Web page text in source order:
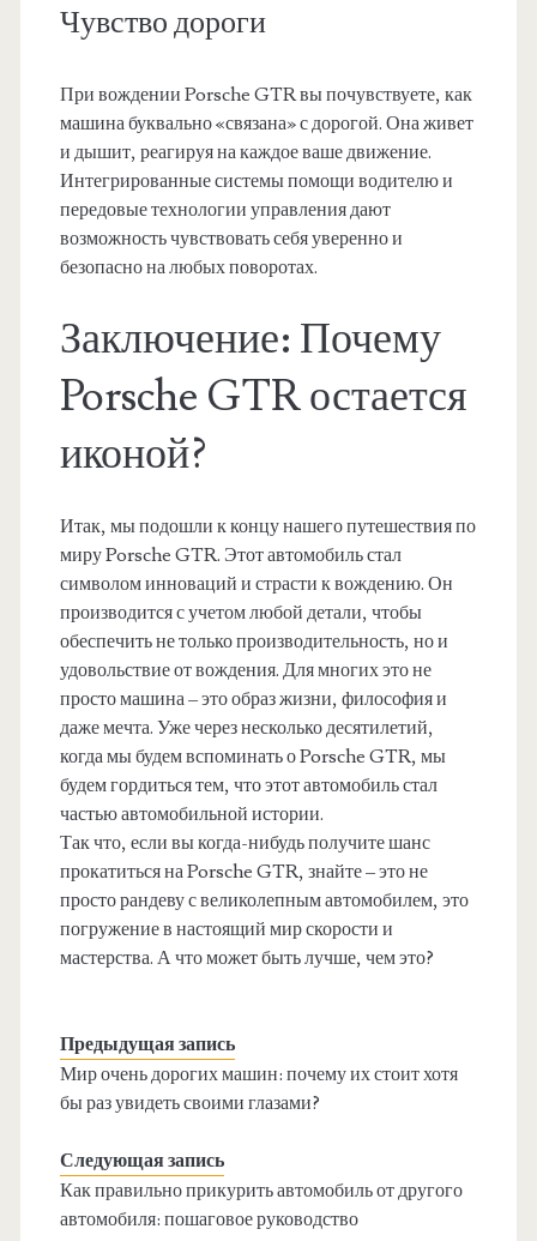
Чувство дороги
При вождении Porsche GTR вы почувствуете, как
машина буквально «связана» с дорогой. Она живет
и дышит, реагируя на каждое ваше движение.
Интегрированные системы помощи водителю и
передовые технологии управления дают
возможность чувствовать себя уверенно и
безопасно на любых поворотах.
Заключение: Почему
Porsche GTR остается
иконой?
Итак, мы подошли к концу нашего путешествия по
миру Porsche GTR. Этот автомобиль стал
символом инноваций и страсти к вождению. Он
производится с учетом любой детали, чтобы
обеспечить не только производительность, но и
удовольствие от вождения. Для многих это не
просто машина – это образ жизни, философия и
даже мечта. Уже через несколько десятилетий,
когда мы будем вспоминать о Porsche GTR, мы
будем гордиться тем, что этот автомобиль стал
частью автомобильной истории.
Так что, если вы когда-нибудь получите шанс
прокатиться на Porsche GTR, знайте – это не
просто рандеву с великолепным автомобилем, это
погружение в настоящий мир скорости и
мастерства. А что может быть лучше, чем это?
Предыдущая запись
Мир очень дорогих машин: почему их стоит хотя
бы раз увидеть своими глазами?
Следующая запись
Как правильно прикурить автомобиль от другого
автомобиля: пошаговое руководство